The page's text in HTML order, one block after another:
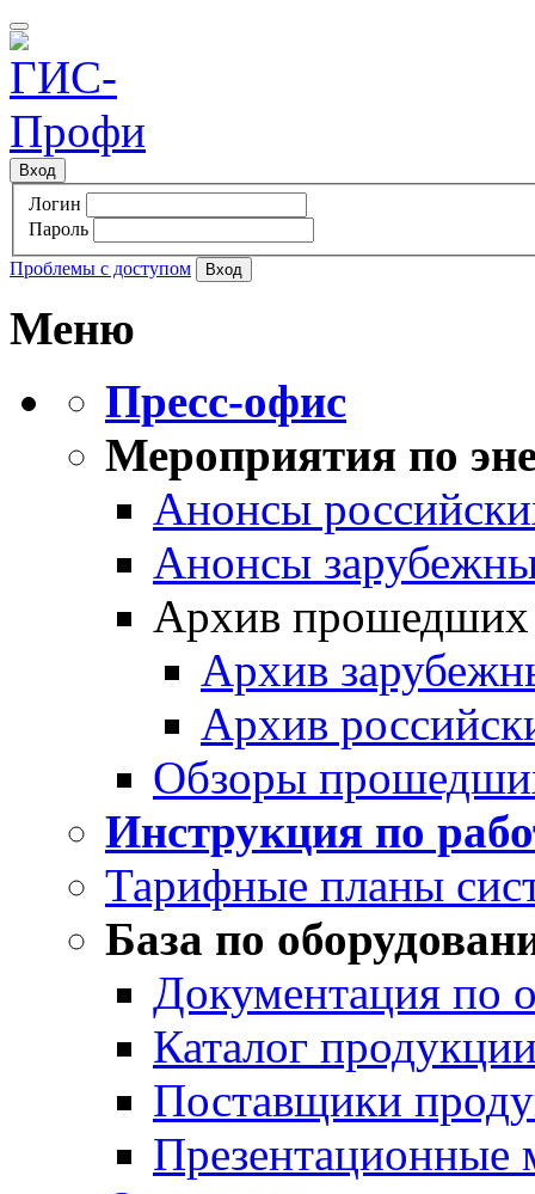
Вход
Логин
Пароль
Проблемы с доступом
Меню
Пресс-офис
Мероприятия по
Анонсы
Анонсы
Архив прошедших
Архив
Архив
Обзоры
Инструкция по
Тарифные планы
База по
Документация по
Каталог
Поставщики
Презентационные